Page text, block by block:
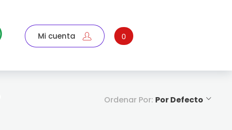
Mi cuenta 0
Ordenar Por: Por Defecto